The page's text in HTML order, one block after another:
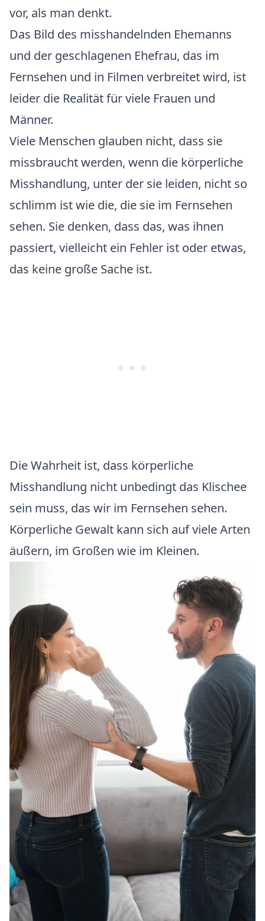
vor, als man denkt.
Das Bild des misshandelnden Ehemanns
und der geschlagenen Ehefrau, das im
Fernsehen und in Filmen verbreitet wird, ist
leider die Realität für viele Frauen und
Männer.
Viele Menschen glauben nicht, dass sie
missbraucht werden, wenn die körperliche
Misshandlung, unter der sie leiden, nicht so
schlimm ist wie die, die sie im Fernsehen
sehen. Sie denken, dass das, was ihnen
passiert, vielleicht ein Fehler ist oder etwas,
das keine große Sache ist.
Die Wahrheit ist, dass körperliche
Misshandlung nicht unbedingt das Klischee
sein muss, das wir im Fernsehen sehen.
Körperliche Gewalt kann sich auf viele Arten
äußern, im Großen wie im Kleinen.